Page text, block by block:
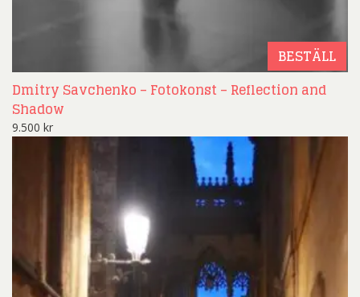
BESTÄLL
Dmitry Savchenko – Fotokonst – Reflection and
Shadow
9.500 kr